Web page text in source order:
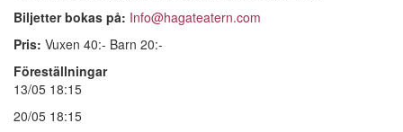
Biljetter bokas på: Info@hagateatern.com
Pris: Vuxen 40:- Barn 20:-
Föreställningar
13/05 18:15
20/05 18:15